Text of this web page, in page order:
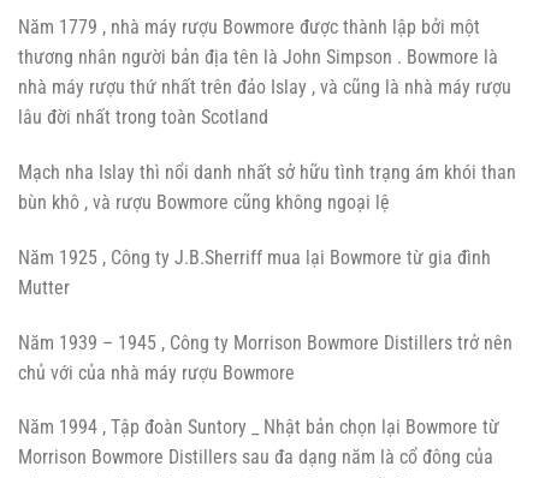
Năm 1779 , nhà máy rượu Bowmore được thành lập bởi một
thương nhân người bản địa tên là John Simpson . Bowmore là
nhà máy rượu thứ nhất trên đảo Islay , và cũng là nhà máy rượu
lâu đời nhất trong toàn Scotland
Mạch nha Islay thì nổi danh nhất sở hữu tình trạng ám khói than
bùn khô , và rượu Bowmore cũng không ngoại lệ
Năm 1925 , Công ty J.B.Sherriff mua lại Bowmore từ gia đình
Mutter
Năm 1939 – 1945 , Công ty Morrison Bowmore Distillers trở nên
chủ với của nhà máy rượu Bowmore
Năm 1994 , Tập đoàn Suntory _ Nhật bản chọn lại Bowmore từ
Morrison Bowmore Distillers sau đa dạng năm là cổ đông của